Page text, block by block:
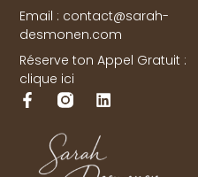
Email : contact@sarah-
desmonen.com
Réserve ton Appel Gratuit :
clique ici